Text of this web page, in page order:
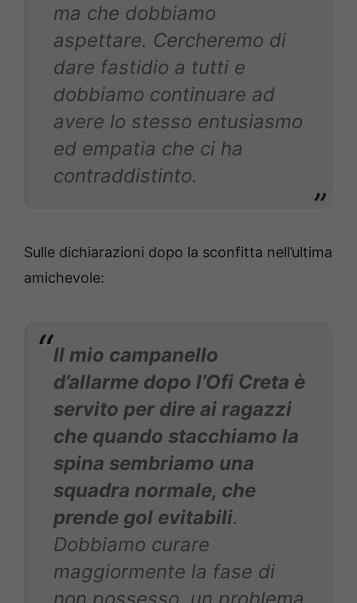
ma che dobbiamo
aspettare. Cercheremo di
dare fastidio a tutti e
dobbiamo continuare ad
avere lo stesso entusiasmo
ed empatia che ci ha
contraddistinto.
Sulle dichiarazioni dopo la sconfitta nell’ultima
amichevole:
Il mio campanello
d’allarme dopo l’Ofi Creta è
servito per dire ai ragazzi
che quando stacchiamo la
spina sembriamo una
squadra normale, che
prende gol evitabili.
Dobbiamo curare
maggiormente la fase di